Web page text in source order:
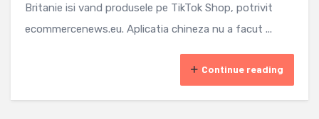
Britanie isi vand produsele pe TikTok Shop, potrivit
ecommercenews.eu. Aplicatia chineza nu a facut ...
Continue reading